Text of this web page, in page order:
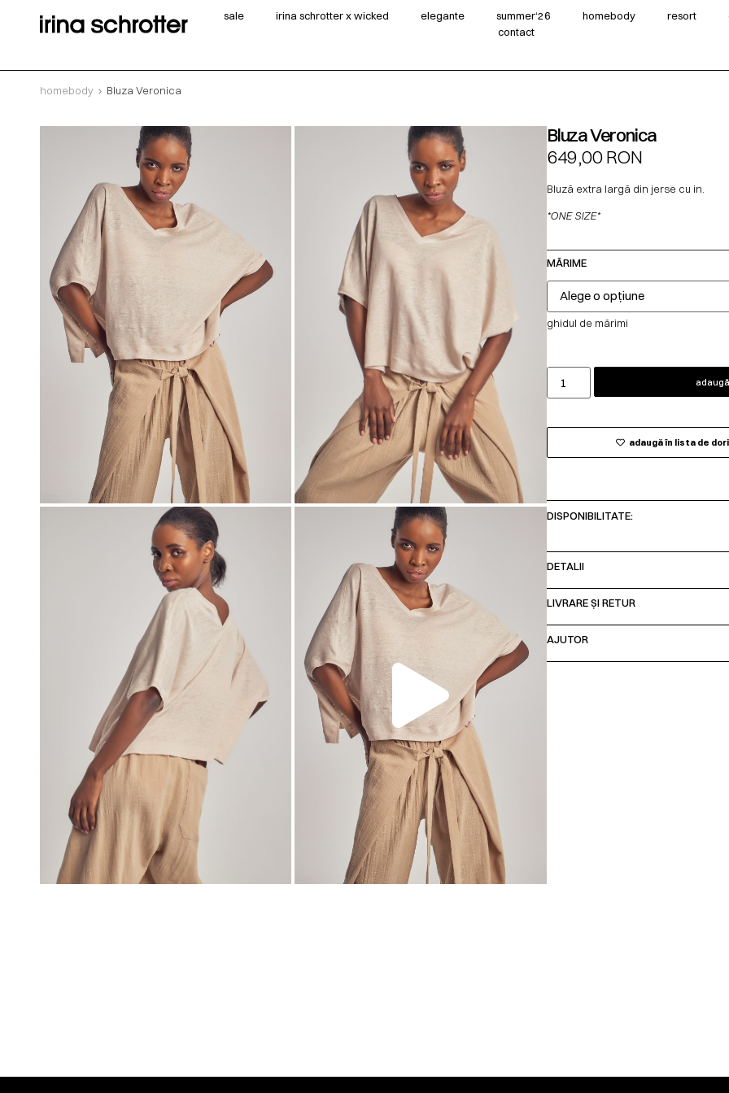
sale irina schrotter x wicked elegante summer‘26 homebody resort
contact
homebody Bluza Veronica
00:00
Bluza Veronica
649,00RON
Bluză extra largă din jerse cu in.
*ONE SIZE*
MĂRIME
ghidul de mărimi
adaugă în lista de
DISPONIBILITATE:
DETALII
LIVRARE ȘI RETUR
AJUTOR